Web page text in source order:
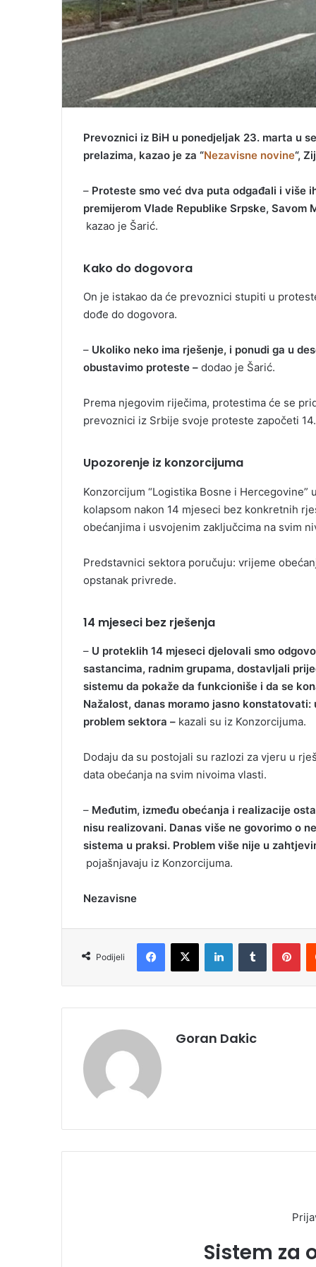
Prevoznici iz BiH u ponedjeljak 23. marta u
prelazima, kazao je za “Nezavisne novine“,
– Proteste smo već dva puta odgađali i više
premijerom Vlade Republike Srpske,
kazao je Šarić.
Kako do dogovora
On je istakao da će prevoznici stupiti u
dođe do dogovora.
– Ukoliko neko ima rješenje, i ponudi ga u
obustavimo proteste – dodao je Šarić.
Prema njegovim riječima, protestima će se
prevoznici iz Srbije svoje proteste započeti
Upozorenje iz konzorcijuma
Konzorcijum “Logistika Bosne i
kolapsom nakon 14 mjeseci bez konkretnih
obećanjima i usvojenim zaključcima na svim
Predstavnici sektora poručuju: vrijeme
opstanak privrede.
14 mjeseci bez rješenja
– U proteklih 14 mjeseci djelovali smo
sastancima, radnim grupama, dostavljali
sistemu da pokaže da funkcioniše i da se
Nažalost, danas moramo jasno
problem sektora – kazali su iz Konzorcijuma.
Dodaju da su postojali su razlozi za vjeru u
data obećanja na svim nivoima vlasti.
– Međutim, između obećanja i realizacije
nisu realizovani. Danas više ne govorimo o
sistema u praksi. Problem više nije u
pojašnjavaju iz Konzorcijuma.
Nezavisne
Podijeli
Goran Dakic
Sistem za